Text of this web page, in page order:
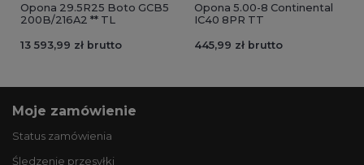
Opona 29.5R25 Boto GCB5
200B/216A2 ** TL
13 593,99 zł brutto
Opona 5.00-8 Continental
IC40 8PR TT
445,99 zł brutto
Moje zamówienie
Status zamówienia
Śledzenie przesyłki